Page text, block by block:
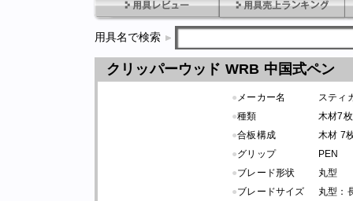
用具名で検索
クリッパーウッド WRB 中国式ペン
● メーカー名
スティ
●種類
木材7枚
●合板構成
木材 7
●グリップ
PEN
●ブレード形状
丸型
●ブレードサイズ
丸型：